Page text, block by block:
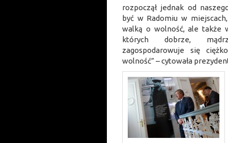
rozpoczął jednak od
być w Radomiu w
walką o wolność, ale także
których dobrze,
zagospodarowuje się
wolność” – cytowała